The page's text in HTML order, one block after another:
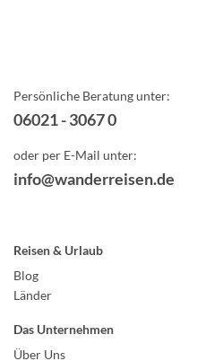
Persönliche Beratung unter:
06021 - 3067 0
oder per E-Mail unter:
info@wanderreisen.de
Reisen & Urlaub
Blog
Länder
Das Unternehmen
Über Uns